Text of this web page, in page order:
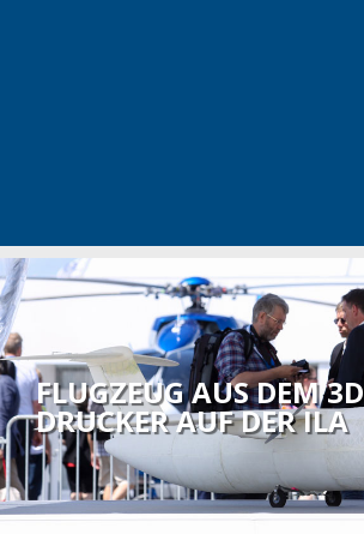
FLUGZEUG AUS DEM 3D
DRUCKER AUF DER ILA